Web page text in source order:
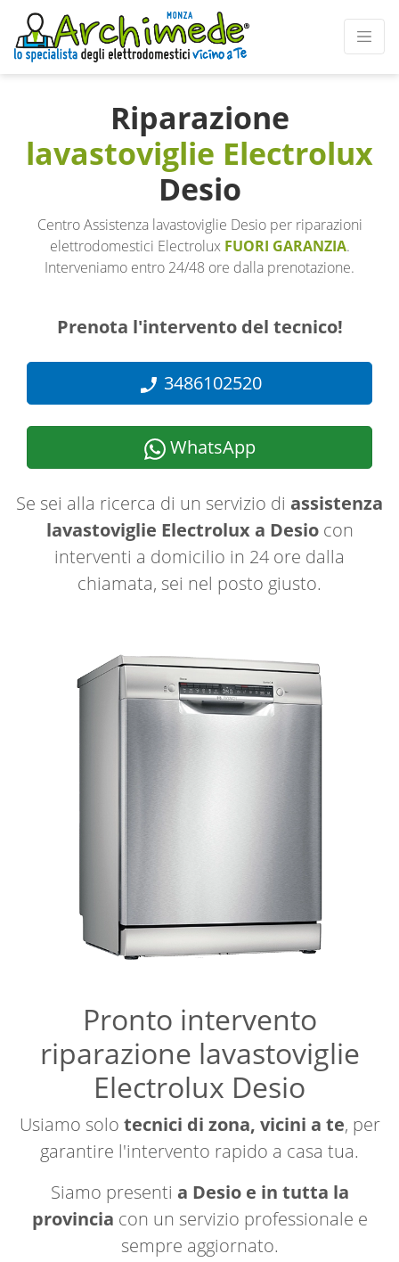
Riparazione
lavastoviglie Electrolux
Desio
Centro Assistenza lavastoviglie Desio per riparazioni
elettrodomestici Electrolux FUORI GARANZIA.
Interveniamo entro 24/48 ore dalla prenotazione.
Prenota l'intervento del tecnico!
3486102520
WhatsApp
Se sei alla ricerca di un servizio di assistenza
lavastoviglie Electrolux a Desiocon
interventi a domicilio in 24 ore dalla
chiamata, sei nel posto giusto.
Pronto intervento
riparazione lavastoviglie
Electrolux Desio
Usiamo solo tecnici di zona, vicini a te, per
garantire l'intervento rapido a casa tua.
Siamo presenti a Desio e in tutta la
provincia con un servizio professionale e
sempre aggiornato.